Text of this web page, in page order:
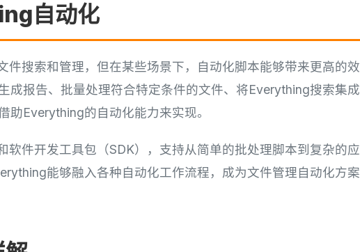
自动化
件搜索和管理，但在某些场景下，自动化脚本能够带来更高的效
成报告、批量处理符合特定条件的文件、将Everything搜索集成
助Everything的自动化能力来实现。
软件开发工具包（SDK），支持从简单的批处理脚本到复杂的应
能够融入各种自动化工作流程，成为文件管理自动化方案